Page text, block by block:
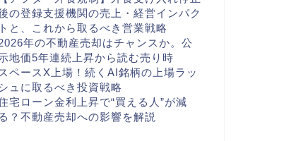
の登録支援機関の売上・経営インパク
トと、これから取るべき営業戦略
年の不動産売却はチャンスか。公
地価5年連続上昇から読む売り時
スペースX上場！続くAI銘柄の上場ラッ
ュに取るべき投資戦略
宅ローン金利上昇で“買える人”が減
る？不動産売却への影響を解説